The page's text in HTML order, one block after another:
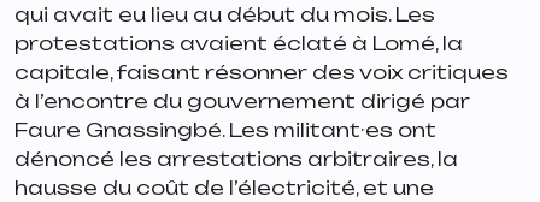
qui avait eu lieu au début du mois. Les
protestations avaient éclaté à Lomé, la
capitale, faisant résonner des voix critiques
à l’encontre du gouvernement dirigé par
Faure Gnassingbé. Les militant·es ont
dénoncé les arrestations arbitraires, la
hausse du coût de l’électricité, et une